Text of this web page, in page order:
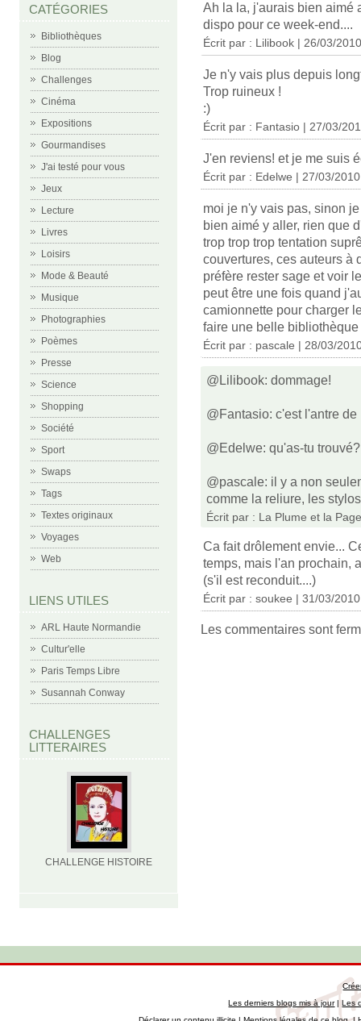
CATÉGORIES
Bibliothèques
Blog
Challenges
Cinéma
Expositions
Gourmandises
J'ai testé pour vous
Jeux
Lecture
Livres
Loisirs
Mode & Beauté
Musique
Photographies
Poèmes
Presse
Science
Shopping
Société
Sport
Swaps
Tags
Textes originaux
Voyages
Web
LIENS UTILES
ARL Haute Normandie
Cultur'elle
Paris Temps Libre
Susannah Conway
CHALLENGES
LITTERAIRES
CHALLENGE HISTOIRE
Ah la la, j'aurais bien aimé
dispo pour ce week-end....
Écrit par : Lilibook | 26/03/2010
Je n'y vais plus depuis
Trop ruineux !
:)
Écrit par : Fantasio | 27/03/
J'en reviens! et je me suis
Écrit par : Edelwe | 27/03/2010
moi je n'y vais pas, sinon
bien aimé y aller, rien que
trop trop trop tentation
couvertures, ces auteurs à
préfère rester sage et voir
peut être une fois quand
camionnette pour charger
faire une belle
Écrit par : pascale | 28/03/
@Lilibook: dommage!
@Fantasio: c'est l'antre
@Edelwe: qu'as-tu trouvé?
@pascale: il y a non
comme la reliure, les
Écrit par : La Plume et la Page
Ca fait drôlement envie...
temps, mais l'an prochain,
(s'il est reconduit....)
Écrit par : soukee | 31/03/2010
Les commentaires sont
Les derniers blogs mis à jour|Les